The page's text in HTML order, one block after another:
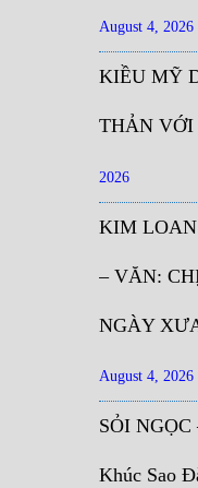
August 4, 2026
KIỀU MỸ
THẢN
2026
KIM
– VĂN:
NGÀY
August 4, 2026
SỎI
Khúc Sao